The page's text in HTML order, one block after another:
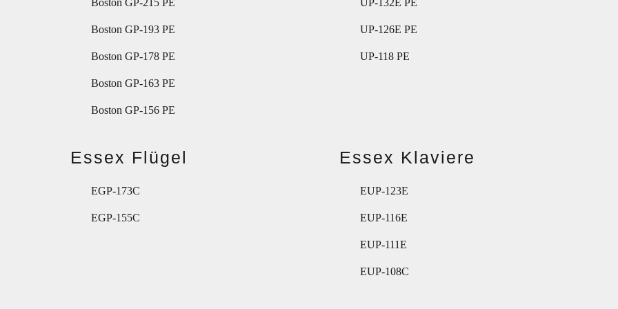
Boston GP-215 PE
Boston GP-193 PE
Boston GP-178 PE
Boston GP-163 PE
Boston GP-156 PE
UP-132E PE
UP-126E PE
UP-118 PE
Essex Flügel
EGP-173C
EGP-155C
Essex Klaviere
EUP-123E
EUP-116E
EUP-111E
EUP-108C